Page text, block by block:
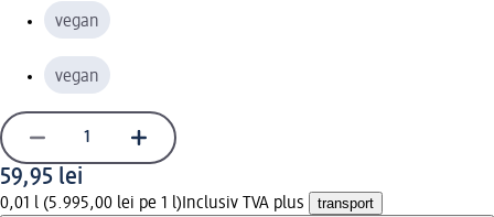
vegan
vegan
59,95 lei
0,01 l (5.995,00 lei pe 1 l) Inclusiv TVA plus transport